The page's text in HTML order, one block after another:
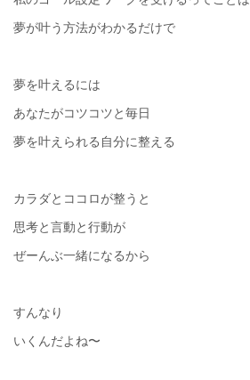
夢が叶う方法がわかるだけで
夢を叶えるには
あなたがコツコツと毎日
夢を叶えられる自分に整える
カラダとココロが整うと
思考と言動と行動が
ぜーんぶ一緒になるから
すんなり
いくんだよね〜